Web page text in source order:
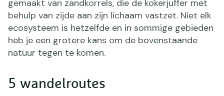
gemaakt van zandkorrels, die de kokerjuffer met
behulp van zijde aan zijn lichaam vastzet. Niet elk
ecosysteem is hetzelfde en in sommige gebieden
heb je een grotere kans om de bovenstaande
natuur tegen te komen.
5 wandelroutes